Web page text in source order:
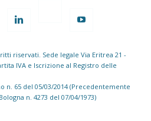
riservati. Sede legale Via Eritrea 21 -
IVA e Iscrizione al Registro delle
n. 65 del 05/03/2014 (Precedentemente
n. 4273 del 07/04/1973)